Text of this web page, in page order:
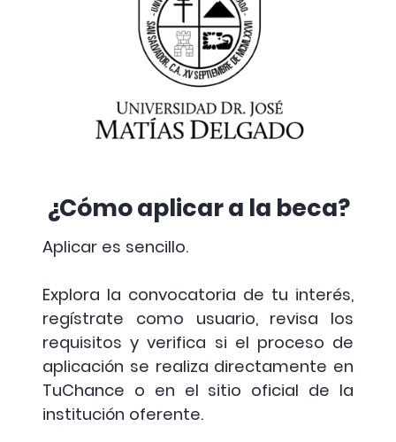
Oportunidad
para todos
Escuela Superior
de Economía y
Beca AI
Beca Analista
with AI)
10
Beca AI for
Teachers-
Kódigo
Kódigo
¿Cómo aplicar a la beca?
Aplicar es sencillo.
Explora la convocatoria de tu interés,
regístrate como usuario, revisa los
requisitos y verifica si el proceso de
aplicación se realiza directamente en
TuChance o en el sitio oficial de la
institución oferente.